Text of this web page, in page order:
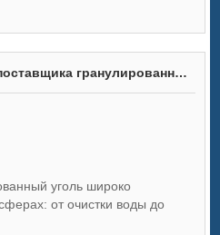
Как выбрать надежного поставщика гранулированного активированного угля?
уголь широко
от очистки воды до